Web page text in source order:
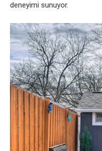
deneyimi sunuyor.